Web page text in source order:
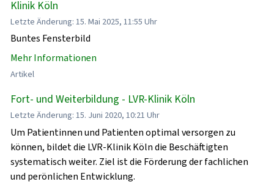
Klinik Köln
Letzte Änderung: 15. Mai 2025, 11:55 Uhr
Buntes Fensterbild
Mehr Informationen
Artikel
Fort- und Weiterbildung - LVR-Klinik Köln
Letzte Änderung: 15. Juni 2020, 10:21 Uhr
Um Patientinnen und Patienten optimal versorgen zu
können, bildet die LVR-Klinik Köln die Beschäftigten
systematisch weiter. Ziel ist die Förderung der fachlichen
und perönlichen Entwicklung.